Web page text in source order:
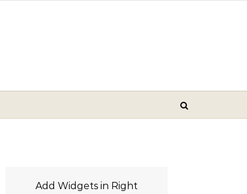
Add Widgets in Right